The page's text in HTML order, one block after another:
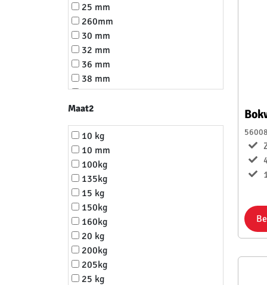
25 mm
260mm
30 mm
32 mm
36 mm
38 mm
40 mm
45 mm
75 mm
8 mm
80 mm
m10
m8
Maat2
10 kg
10 mm
100kg
135kg
15 kg
150kg
160kg
20 kg
200kg
205kg
25 kg
56008